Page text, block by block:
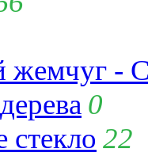
жемчуг -
0
22